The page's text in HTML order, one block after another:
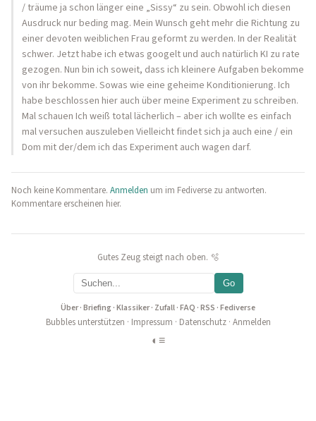
/ träume ja schon länger eine „Sissy“ zu sein. Obwohl ich diesen
Ausdruck nur beding mag. Mein Wunsch geht mehr die Richtung zu
einer devoten weiblichen Frau geformt zu werden. In der Realität
schwer. Jetzt habe ich etwas googelt und auch natürlich KI zu rate
gezogen. Nun bin ich soweit, dass ich kleinere Aufgaben bekomme
von ihr bekomme. Sowas wie eine geheime Konditionierung. Ich
habe beschlossen hier auch über meine Experiment zu schreiben.
Mal schauen Ich weiß total lächerlich – aber ich wollte es einfach
mal versuchen auszuleben Vielleicht findet sich ja auch eine / ein
Dom mit der/dem ich das Experiment auch wagen darf.
Noch keine Kommentare. Anmelden um im Fediverse zu antworten.
Kommentare erscheinen hier.
Gutes Zeug steigt nach oben. 🫧
Go
Über·Briefing·Klassiker· Zufall·FAQ ·RSS ·Fediverse
Bubbles unterstützen · Impressum · Datenschutz· Anmelden
◐ ≡